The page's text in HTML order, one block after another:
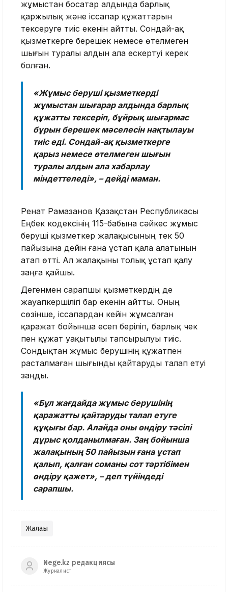
жұмыстан босатар алдында барлық
қаржылық және іссапар құжаттарын
тексеруге тиіс екенін айтты. Сондай-ақ
қызметкерге берешек немесе өтелмеген
шығын туралы алдын ала ескертуі керек
болған.
«Жұмыс беруші қызметкерді
жұмыстан шығарар алдында барлық
құжатты тексеріп, бұйрық шығармас
бұрын берешек мәселесін нақтылауы
тиіс еді. Сондай-ақ қызметкерге
қарыз немесе өтелмеген шығын
туралы алдын ала хабарлау
міндеттеледі», – дейді маман.
Ренат Рамазанов Қазақстан Республикасы
Еңбек кодексінің 115-бабына сәйкес жұмыс
беруші қызметкер жалақысының тек 50
пайызына дейін ғана ұстап қала алатынын
атап өтті. Ал жалақыны толық ұстап қалу
заңға қайшы.
Дегенмен сарапшы қызметкердің де
жауапкершілігі бар екенін айтты. Оның
сөзінше, іссапардан кейін жұмсалған
қаражат бойынша есеп беріліп, барлық чек
пен құжат уақытылы тапсырылуы тиіс.
Сондықтан жұмыс берушінің құжатпен
расталмаған шығынды қайтаруды талап етуі
заңды.
«Бұл жағдайда жұмыс берушінің
қаражатты қайтаруды талап етуге
құқығы бар. Алайда оны өндіру тәсілі
дұрыс қолданылмаған. Заң бойынша
жалақының 50 пайызын ғана ұстап
қалып, қалған соманы сот тәртібімен
өндіру қажет», – деп түйіндеді
сарапшы.
Жалақы
Nege.kz редакциясы
Журналист